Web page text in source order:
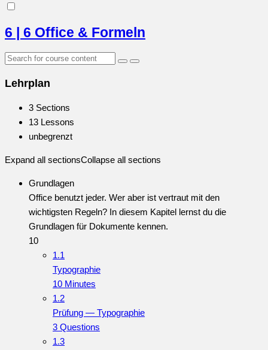
6 | 6 Office & Formeln
Lehrplan
3 Sections
13 Lessons
unbegrenzt
Expand all sectionsCollapse all sections
Grundlagen
Office benutzt jeder. Wer aber ist vertraut mit den
wichtigsten Regeln? In diesem Kapitel lernst du die
Grundlagen für Dokumente kennen.
10
1.1
Typographie
10 Minutes
1.2
Prüfung — Typographie
3 Questions
1.3